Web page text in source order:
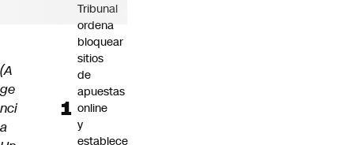
(A
ge
nci
a
Tribunal
ordena
bloquear
sitios
de
apuestas
online
y
establece